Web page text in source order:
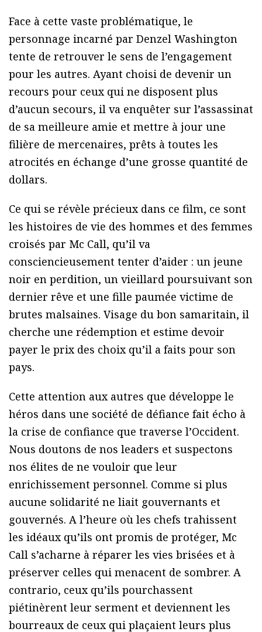
Face à cette vaste problématique, le
personnage incarné par Denzel Washington
tente de retrouver le sens de l’engagement
pour les autres. Ayant choisi de devenir un
recours pour ceux qui ne disposent plus
d’aucun secours, il va enquêter sur l’assassinat
de sa meilleure amie et mettre à jour une
filière de mercenaires, prêts à toutes les
atrocités en échange d’une grosse quantité de
dollars.
Ce qui se révèle précieux dans ce film, ce sont
les histoires de vie des hommes et des femmes
croisés par Mc Call, qu’il va
consciencieusement tenter d’aider : un jeune
noir en perdition, un vieillard poursuivant son
dernier rêve et une fille paumée victime de
brutes malsaines. Visage du bon samaritain, il
cherche une rédemption et estime devoir
payer le prix des choix qu’il a faits pour son
pays.
Cette attention aux autres que développe le
héros dans une société de défiance fait écho à
la crise de confiance que traverse l’Occident.
Nous doutons de nos leaders et suspectons
nos élites de ne vouloir que leur
enrichissement personnel. Comme si plus
aucune solidarité ne liait gouvernants et
gouvernés. A l’heure où les chefs trahissent
les idéaux qu’ils ont promis de protéger, Mc
Call s’acharne à réparer les vies brisées et à
préserver celles qui menacent de sombrer. A
contrario, ceux qu’ils pourchassent
piétinèrent leur serment et deviennent les
bourreaux de ceux qui plaçaient leurs plus